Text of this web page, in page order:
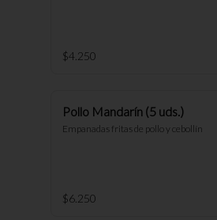
$4.250
Pollo Mandarín (5 uds.)
Empanadas fritas de pollo y cebollín
$6.250